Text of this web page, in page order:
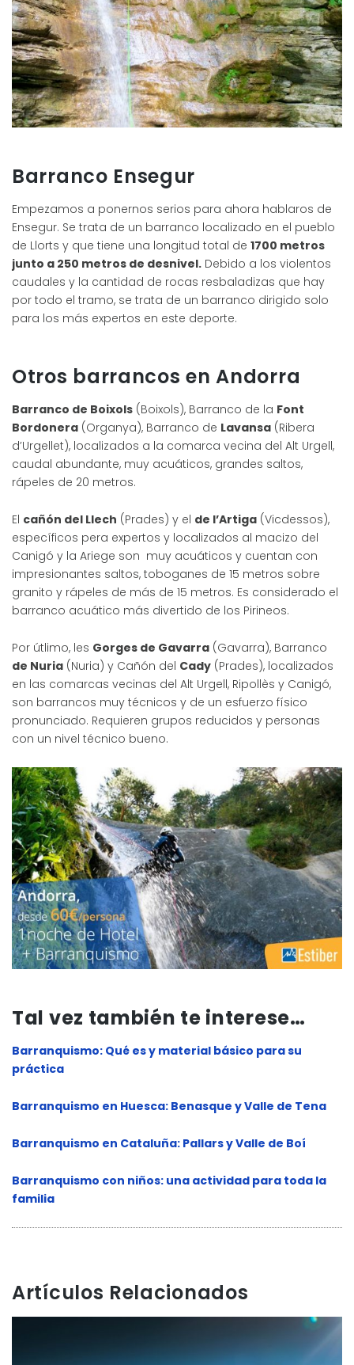
Barranco Ensegur
Empezamos a ponernos serios para ahora hablaros de
Ensegur. Se trata de un barranco localizado en el pueblo
de Llorts y que tiene una longitud total de 1700 metros
junto a 250 metros de desnivel. Debido a los violentos
caudales y la cantidad de rocas resbaladizas que hay
por todo el tramo, se trata de un barranco dirigido solo
para los más expertos en este deporte.
Otros barrancos en Andorra
Barranco de Boixols (Boixols), Barranco de la Font
Bordonera (Organya), Barranco de Lavansa (Ribera
d’Urgellet), localizados a la comarca vecina del Alt Urgell,
caudal abundante, muy acuáticos, grandes saltos,
rápeles de 20 metros.
El cañón del Llech (Prades) y el de l’Artiga (Vicdessos),
específicos pera expertos y localizados al macizo del
Canigó y la Ariege son muy acuáticos y cuentan con
impresionantes saltos, toboganes de 15 metros sobre
granito y rápeles de más de 15 metros. Es considerado el
barranco acuático más divertido de los Pirineos.
Por útlimo, les Gorges de Gavarra (Gavarra), Barranco
de Nuria (Nuria) y Cañón del Cady (Prades), localizados
en las comarcas vecinas del Alt Urgell, Ripollès y Canigó,
son barrancos muy técnicos y de un esfuerzo físico
pronunciado. Requieren grupos reducidos y personas
con un nivel técnico bueno.
Tal vez también te interese…
Barranquismo: Qué es y material básico para su
práctica
Barranquismo en Huesca: Benasque y Valle de Tena
Barranquismo en Cataluña: Pallars y Valle de Boí
Barranquismo con niños: una actividad para toda la
familia
Artículos Relacionados